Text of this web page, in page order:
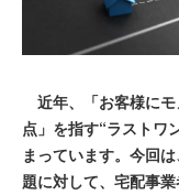
近年、「お客様に
点」を指す“ラストワ
まっています。今回
題に対して、宅配事